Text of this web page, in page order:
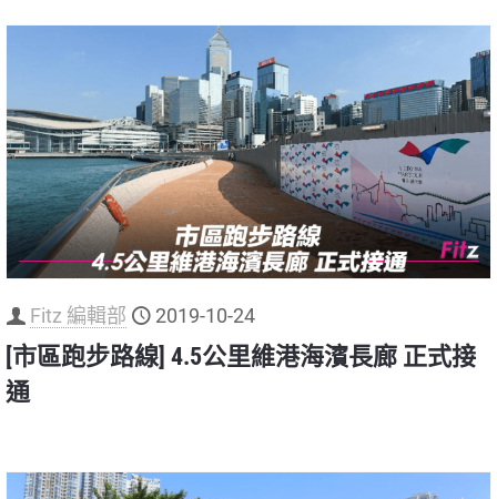
Fitz 編輯部 2019-10-24
[市區跑步路線] 4.5公里維港海濱長廊 正式接
通